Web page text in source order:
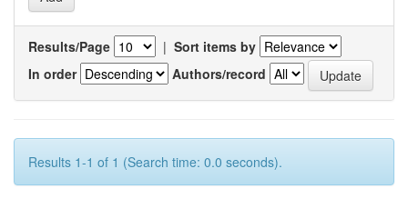
Results/Page | Sort items by
In order
Authors/record
Results 1-1 of 1 (Search time: 0.0 seconds).